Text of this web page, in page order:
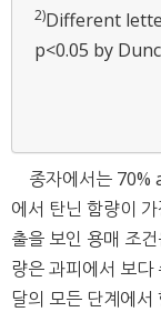
2)Different
p<0.05 by
종자에서는
에서 탄닌 함량이
출을 보인 용매 조
량은 과피에서 보
달의 모든 단계에